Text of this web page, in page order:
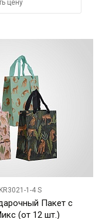
цену
1-4 S
Пакет с
(от 12 шт.)